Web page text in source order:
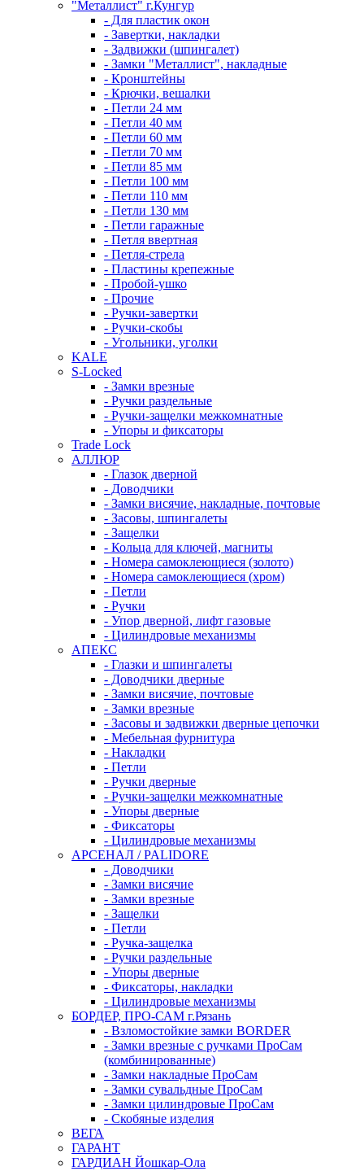
"Металлист" г.Кунгур
- Для пластик окон
- Завертки, накладки
- Задвижки (шпингалет)
- Замки "Металлист", накладные
- Кронштейны
- Крючки, вешалки
- Петли 24 мм
- Петли 40 мм
- Петли 60 мм
- Петли 70 мм
- Петли 85 мм
- Петли 100 мм
- Петли 110 мм
- Петли 130 мм
- Петли гаражные
- Петля ввертная
- Петля-стрела
- Пластины крепежные
- Пробой-ушко
- Прочие
- Ручки-завертки
- Ручки-скобы
- Угольники, уголки
KALE
S-Locked
- Замки врезные
- Ручки раздельные
- Ручки-защелки межкомнатные
- Упоры и фиксаторы
Trade Lock
АЛЛЮР
- Глазок дверной
- Доводчики
- Замки висячие, накладные, почтовые
- Засовы, шпингалеты
- Защелки
- Кольца для ключей, магниты
- Номера самоклеющиеся (золото)
- Номера самоклеющиеся (хром)
- Петли
- Ручки
- Упор дверной, лифт газовые
- Цилиндровые механизмы
АПЕКС
- Глазки и шпингалеты
- Доводчики дверные
- Замки висячие, почтовые
- Замки врезные
- Засовы и задвижки дверные цепочки
- Мебельная фурнитура
- Накладки
- Петли
- Ручки дверные
- Ручки-защелки межкомнатные
- Упоры дверные
- Фиксаторы
- Цилиндровые механизмы
АРСЕНАЛ / PALIDORE
- Доводчики
- Замки висячие
- Замки врезные
- Защелки
- Петли
- Ручка-защелка
- Ручки раздельные
- Упоры дверные
- Фиксаторы, накладки
- Цилиндровые механизмы
БОРДЕР, ПРО-САМ г.Рязань
- Взломостойкие замки BORDER
- Замки врезные с ручками ПроСам
(комбинированные)
- Замки накладные ПроСам
- Замки сувальдные ПроСам
- Замки цилиндровые ПроСам
- Скобяные изделия
ВЕГА
ГАРАНТ
ГАРДИАН Йошкар-Ола